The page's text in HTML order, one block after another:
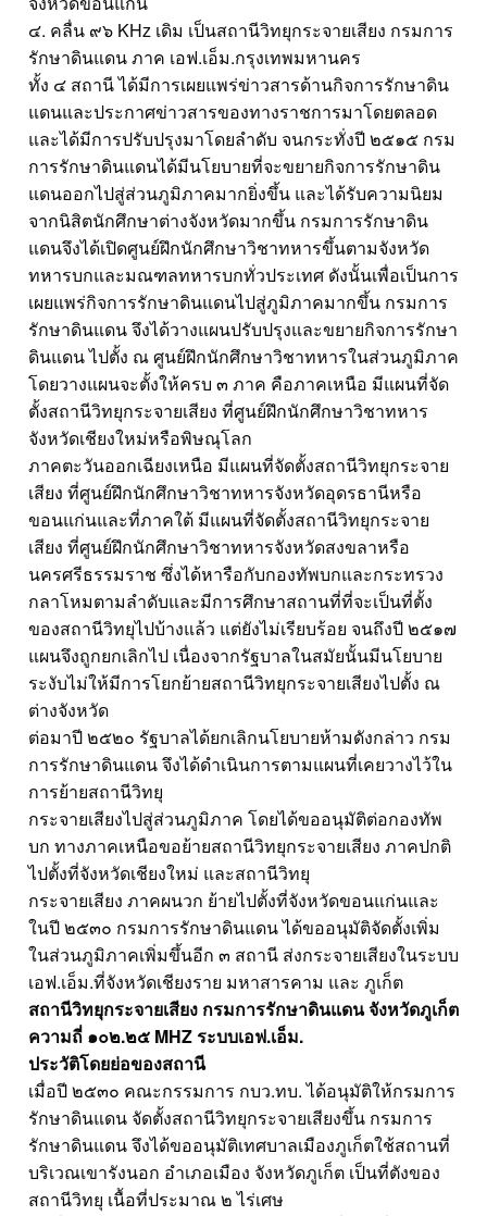
๔. คลื่น ๙๖ KHz เดิม เป็นสถานีวิทยุกระจายเสียง กรมการ
รักษาดินแดน ภาค เอฟ.เอ็ม.กรุงเทพมหานคร
ทั้ง ๔ สถานี ได้มีการเผยแพร่ข่าวสารด้านกิจการรักษาดิน
แดนและประกาศข่าวสารของทางราชการมาโดยตลอด
และได้มีการปรับปรุงมาโดยลำดับ จนกระทั่งปี ๒๕๑๕ กรม
การรักษาดินแดนได้มีนโยบายที่จะขยายกิจการรักษาดิน
แดนออกไปสู่ส่วนภูมิภาคมากยิ่งขึ้น และได้รับความนิยม
จากนิสิตนักศึกษาต่างจังหวัดมากขึ้น กรมการรักษาดิน
แดนจึงได้เปิดศูนย์ฝึกนักศึกษาวิชาทหารขึ้นตามจังหวัด
ทหารบกและมณฑลทหารบกทั่วประเทศ ดังนั้นเพื่อเป็นการ
เผยแพร่กิจการรักษาดินแดนไปสู่ภูมิภาคมากขึ้น กรมการ
รักษาดินแดน จึงได้วางแผนปรับปรุงและขยายกิจการรักษา
ดินแดน ไปตั้ง ณ ศูนย์ฝึกนักศึกษาวิชาทหารในส่วนภูมิภาค
โดยวางแผนจะตั้งให้ครบ ๓ ภาค คือภาคเหนือ มีแผนที่จัด
ตั้งสถานีวิทยุกระจายเสียง ที่ศูนย์ฝึกนักศึกษาวิชาทหาร
จังหวัดเชียงใหม่หรือพิษณุโลก
ภาคตะวันออกเฉียงเหนือ มีแผนที่จัดตั้งสถานีวิทยุกระจาย
เสียง ที่ศูนย์ฝึกนักศึกษาวิชาทหารจังหวัดอุดรธานีหรือ
ขอนแก่นและที่ภาคใต้ มีแผนที่จัดตั้งสถานีวิทยุกระจาย
เสียง ที่ศูนย์ฝึกนักศึกษาวิชาทหารจังหวัดสงขลาหรือ
นครศรีธรรมราช ซึ่งได้หารือกับกองทัพบกและกระทรวง
กลาโหมตามลำดับและมีการศึกษาสถานที่ที่จะเป็นที่ตั้ง
ของสถานีวิทยุไปบ้างแล้ว แต่ยังไม่เรียบร้อย จนถึงปี ๒๕๑๗
แผนจึงถูกยกเลิกไป เนื่องจากรัฐบาลในสมัยนั้นมีนโยบาย
ระงับไม่ให้มีการโยกย้ายสถานีวิทยุกระจายเสียงไปตั้ง ณ
ต่างจังหวัด
ต่อมาปี ๒๕๒๐ รัฐบาลได้ยกเลิกนโยบายห้ามดังกล่าว กรม
การรักษาดินแดน จึงได้ดำเนินการตามแผนที่เคยวางไว้ใน
การย้ายสถานีวิทยุ
กระจายเสียงไปสู่ส่วนภูมิภาค โดยได้ขออนุมัติต่อกองทัพ
บก ทางภาคเหนือขอย้ายสถานีวิทยุกระจายเสียง ภาคปกติ
ไปตั้งที่จังหวัดเชียงใหม่ และสถานีวิทยุ
กระจายเสียง ภาคผนวก ย้ายไปตั้งที่จังหวัดขอนแก่นและ
ในปี ๒๕๓๐ กรมการรักษาดินแดน ได้ขออนุมัติจัดตั้งเพิ่ม
ในส่วนภูมิภาคเพิ่มขึ้นอีก ๓ สถานี ส่งกระจายเสียงในระบบ
เอฟ.เอ็ม.ที่จังหวัดเชียงราย มหาสารคาม และ ภูเก็ต
สถานีวิทยุกระจายเสียง กรมการรักษาดินแดน จังหวัดภูเก็ต
ความถี่ ๑๐๒.๒๕ MHZ ระบบเอฟ.เอ็ม.
ประวัติโดยย่อของสถานี
เมื่อปี ๒๕๓๐ คณะกรรมการ กบว.ทบ. ได้อนุมัติให้กรมการ
รักษาดินแดน จัดตั้งสถานีวิทยุกระจายเสียงขึ้น กรมการ
รักษาดินแดน จึงได้ขออนุมัติเทศบาลเมืองภูเก็ตใช้สถานที่
บริเวณเขารังนอก อำเภอเมือง จังหวัดภูเก็ต เป็นที่ตังของ
สถานีวิทยุ เนื้อที่ประมาณ ๒ ไร่เศษ